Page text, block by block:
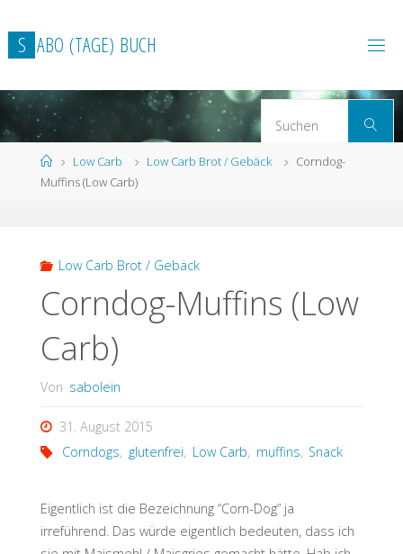
Inhalt
springen
S ABO (TAGE) BUCH
Suchen
StartLow Carb Low Carb Brot / Gebäck
Corndog-
Muffins (Low Carb)
Low Carb Brot / Gebäck
Corndog-Muffins (Low
Carb)
Von sabolein
31. August 2015
Corndogs, glutenfrei, Low Carb, muffins, Snack
Eigentlich ist die Bezeichnung “Corn-Dog” ja
irreführend. Das würde eigentlich bedeuten, dass ich